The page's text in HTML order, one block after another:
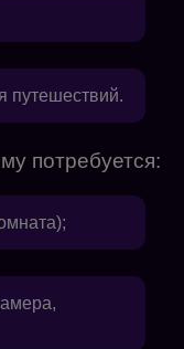
путешествий.
потребуется: